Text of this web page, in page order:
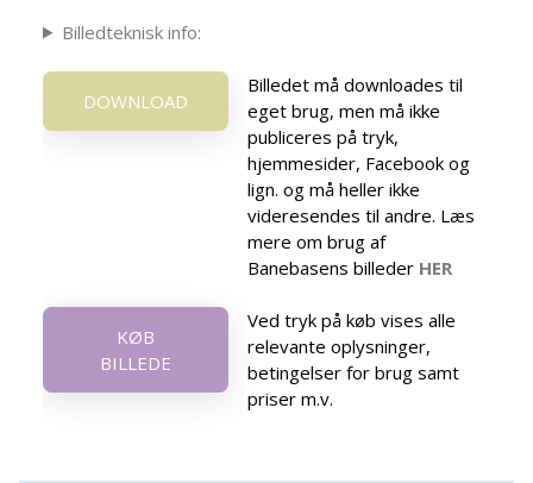
Billedteknisk info:
DOWNLOAD
Billedet må downloades til
eget brug, men må ikke
publiceres på tryk,
hjemmesider, Facebook og
lign. og må heller ikke
videresendes til andre. Læs
mere om brug af
Banebasens billeder HER
KØB
BILLEDE
Ved tryk på køb vises alle
relevante oplysninger,
betingelser for brug samt
priser m.v.